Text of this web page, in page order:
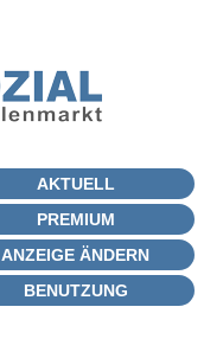
AKTUELL
PREMIUM
ANZEIGE ÄNDERN
BENUTZUNG